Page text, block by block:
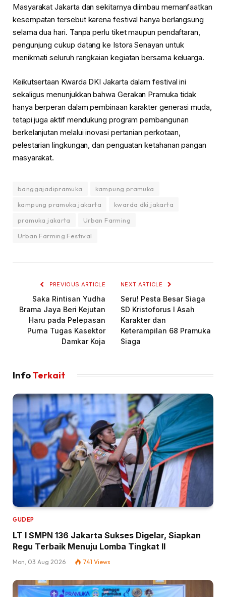
Masyarakat Jakarta dan sekitarnya diimbau memanfaatkan
kesempatan tersebut karena festival hanya berlangsung
selama dua hari. Tanpa perlu tiket maupun pendaftaran,
pengunjung cukup datang ke Istora Senayan untuk
menikmati seluruh rangkaian kegiatan bersama keluarga.
Keikutsertaan Kwarda DKI Jakarta dalam festival ini
sekaligus menunjukkan bahwa Gerakan Pramuka tidak
hanya berperan dalam pembinaan karakter generasi muda,
tetapi juga aktif mendukung program pembangunan
berkelanjutan melalui inovasi pertanian perkotaan,
pelestarian lingkungan, dan penguatan ketahanan pangan
masyarakat.
banggajadipramuka
kampung pramuka
kampung pramuka jakarta
kwarda dki jakarta
pramuka jakarta
Urban Farming
Urban Farming Festival
PREVIOUS ARTICLE
Saka Rintisan Yudha
Brama Jaya Beri Kejutan
Haru pada Pelepasan
Purna Tugas Kasektor
Damkar Koja
NEXT ARTICLE
Seru! Pesta Besar Siaga
SD Kristoforus I Asah
Karakter dan
Keterampilan 68 Pramuka
Siaga
InfoTerkait
GUDEP
LT I SMPN 136 Jakarta Sukses Digelar, Siapkan
Regu Terbaik Menuju Lomba Tingkat II
Mon, 03 Aug 2026 741 Views